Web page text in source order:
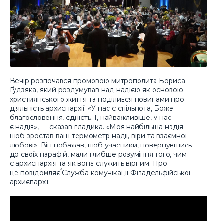
Вечір розпочався промовою митрополита Бориса
Ґудзяка, який роздумував над надією як основою
християнського життя та поділився новинами про
діяльність архиєпархії. «У нас є спільнота, Боже
благословення, єдність. І, найважливіше, у нас
є надія», — сказав владика. «Моя найбільша надія —
щоб зростав ваш термометр надії, віри та взаємної
любові». Він побажав, щоб учасники, повернувшись
до своїх парафій, мали глибше розуміння того, чим
є архиєпархія та як вона служить вірним. Про
це повідомляєСлужба комунікації Філадельфійської
архиєпархії.